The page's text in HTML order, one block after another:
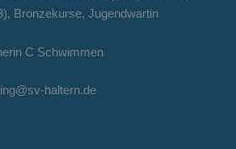
Bronzekurse, Jugendwartin
C Schwimmen
haltern.de